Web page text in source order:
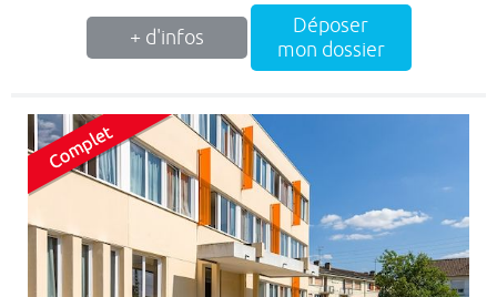
+ d'infos
Déposer
mon dossier